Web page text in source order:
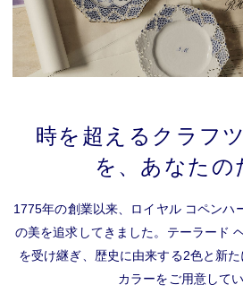
時を超えるクラフ
を、あなたの
1775年の創業以来、ロイヤル コペンハ
の美を追求してきました。テーラード
を受け継ぎ、歴史に由来する2色と新
カラーをご用意してい